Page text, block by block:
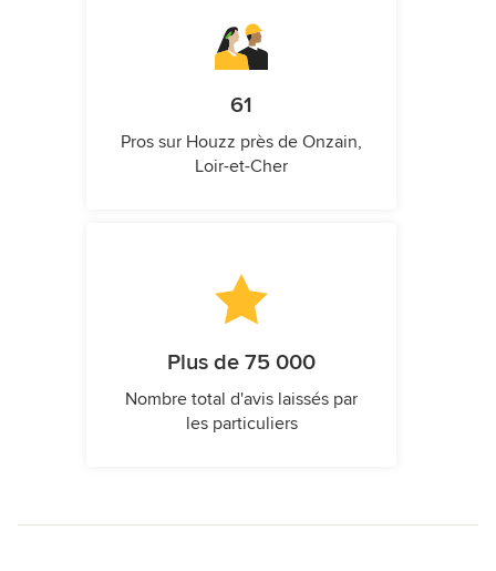
61
Pros sur Houzz près de Onzain,
Loir-et-Cher
Plus de 75 000
Nombre total d'avis laissés par
les particuliers